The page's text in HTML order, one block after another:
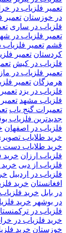
تعمیر فلزیاب در
در خوزستان تعمیر
فلزیاب در ساری
تعمیر فلزیاب در
قشم تعمیر فلزیاب
کردستان تعمیر
فلزیاب در کیش
تعمیر فلزیاب در
هرمزگان تعمیر
فلزیاب در یزد
فلزیاب مشهد
تعمیرات گنج یاب
جدیدترین فلزیاب
فلزياب در اصفهان
خرید طلایاب
خرید طلایاب دست
فلزیاب ارزان خرید
فلزیاب از دبی
فلزیاب در اردبیل
افغانستان خرید
در بابل خرید فلزیاب
در بوشهر خرید
فلزیاب در
خرید فلزیاب در
خوزستان خرید